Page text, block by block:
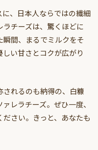
、日本人ならではの繊細
チーズは、驚くほどに
間、まるでミルクをそ
い甘さとコクが広がり
されるのも納得の、白糠
レラチーズ。ぜひ一度、
さい。きっと、あなたも